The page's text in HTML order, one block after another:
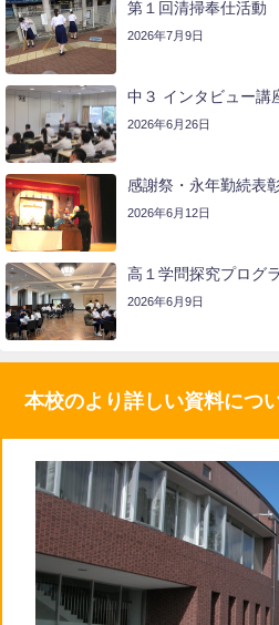
第１回清掃奉仕活動
2026年7月9日
中３ インタビュー講
2026年6月26日
感謝祭・永年勤続表
2026年6月12日
高１学問探究プログ
2026年6月9日
本校のより詳しい資料につ